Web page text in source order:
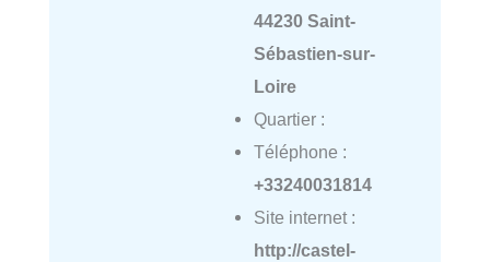
44230 Saint-
Sébastien-sur-
Loire
Quartier :
Téléphone :
+33240031814
Site internet :
http://castel-